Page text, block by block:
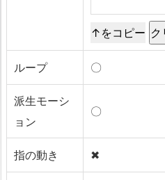
↑をコピー
ループ 〇
派生モーシ
ョン
〇
指の動き ✖